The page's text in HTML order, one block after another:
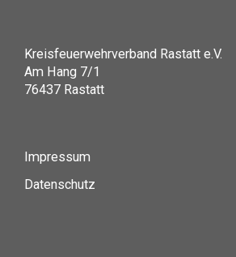
Kreisfeuerwehrverband Rastatt e.V.
Am Hang 7/1
76437 Rastatt
Impressum
Datenschutz